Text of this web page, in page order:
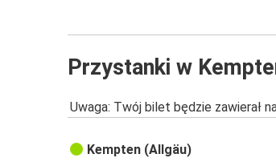
Przystanki w
Uwaga: Twój bilet będzie zawierał
Kempten (Allgäu)